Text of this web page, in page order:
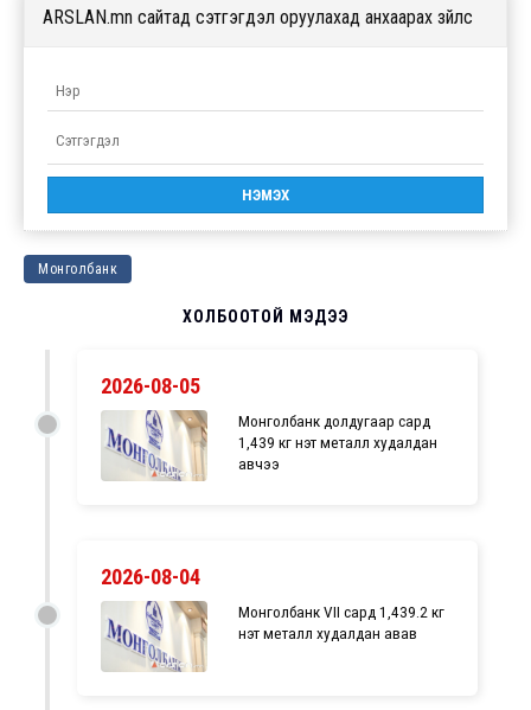
ARSLAN.mn сайтад сэтгэгдэл оруулахад анхаарах зүйлс
Монголбанк
ХОЛБООТОЙ МЭДЭЭ
2026-08-05
Монголбанк долдугаар сард
1,439 кг үнэт металл худалдан
авчээ
2026-08-04
Монголбанк VII сард 1,439.2 кг
үнэт металл худалдан авав